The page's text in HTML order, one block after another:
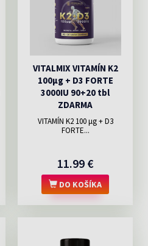
VITALMIX VITAMÍN K2
100µg + D3 FORTE
3000IU 90+20 tbl
ZDARMA
VITAMÍN K2 100 μg + D3
FORTE...
11.99 €
DO KOŠÍKA